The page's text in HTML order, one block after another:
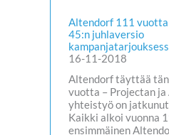
Altendorf 111
45:n juhlaversio
16-11-2018
Altendorf täyttää
vuotta – Projectan
yhteistyö on
Kaikki alkoi vuonna
ensimmäinen